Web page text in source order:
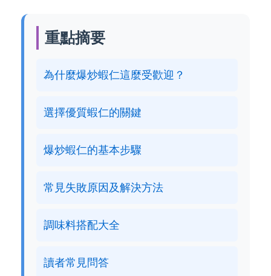
重點摘要
為什麼爆炒蝦仁這麼受歡迎？
選擇優質蝦仁的關鍵
爆炒蝦仁的基本步驟
常見失敗原因及解決方法
調味料搭配大全
讀者常見問答